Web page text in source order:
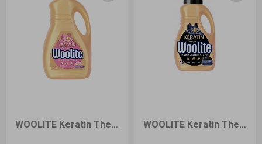
WOOLITE Keratin Therapy Płyn do prania z keratyną tkaniny i wełna 15 prań 900ml WOOLITE Keratin Therapy Płyn do prania z keratyną czerń,ciemne kolory,jeansy 15 prań 900ml